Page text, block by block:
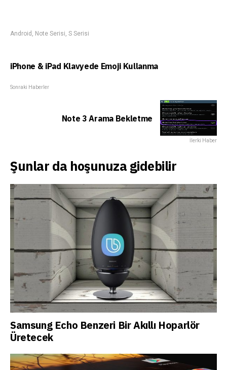
Android , Note Serisi, S Serisi
iPhone & iPad Klavyede Emoji Kullanma
Sonraki Haberler
Note 3 Arama Bekletme
İlerki Haber
Şunlar da hoşunuza gidebilir
Samsung Echo Benzeri Bir Akıllı Hoparlör
Üretecek